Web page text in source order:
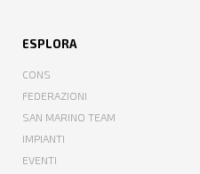
ESPLORA
CONS
FEDERAZIONI
SAN MARINO TEAM
IMPIANTI
EVENTI